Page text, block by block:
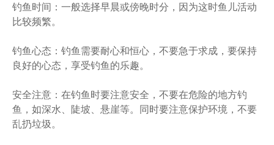
钓鱼时间：一般选择早晨或傍晚时分，因为这时鱼儿活动
比较频繁。
钓鱼心态：钓鱼需要耐心和恒心，不要急于求成，要保持
良好的心态，享受钓鱼的乐趣。
安全注意：在钓鱼时要注意安全，不要在危险的地方钓
鱼，如深水、陡坡、悬崖等。同时要注意保护环境，不要
乱扔垃圾。